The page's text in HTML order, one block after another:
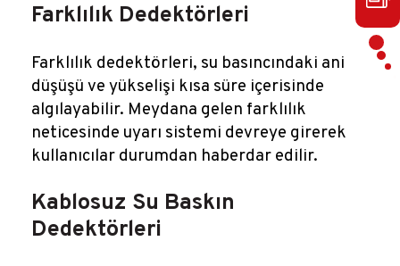
Farklılık Dedektörleri
Farklılık dedektörleri, su basıncındaki ani
düşüşü ve yükselişi kısa süre içerisinde
algılayabilir. Meydana gelen farklılık
neticesinde uyarı sistemi devreye girerek
kullanıcılar durumdan haberdar edilir.
Kablosuz Su Baskın
Dedektörleri